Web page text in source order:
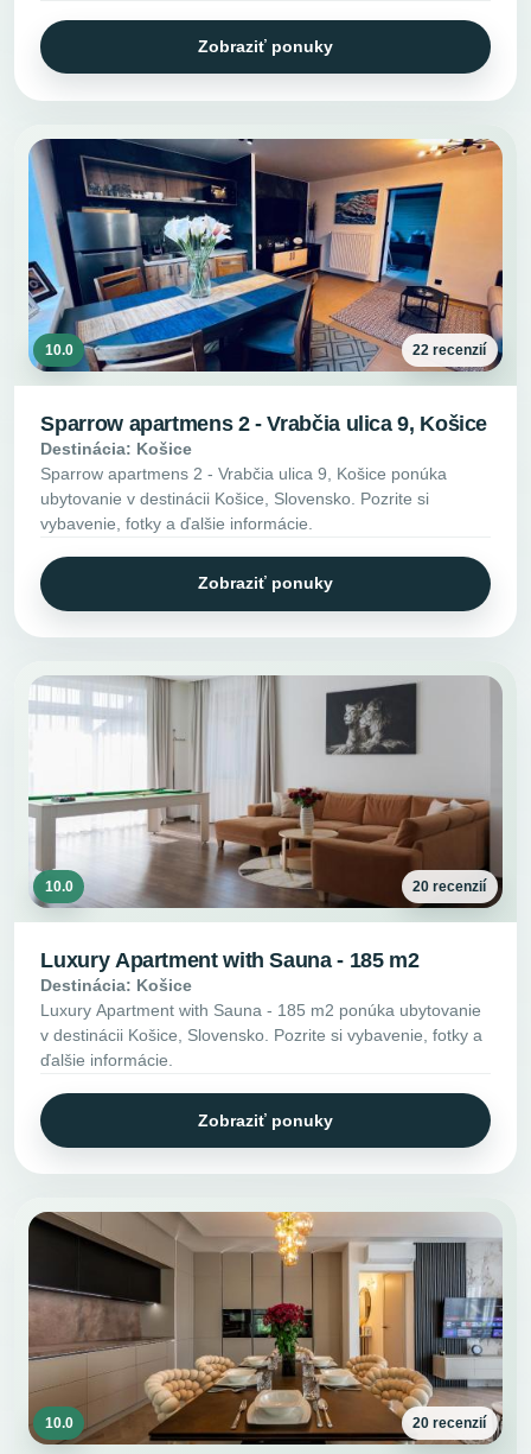
Zobraziť ponuky
10.0 22 recenzií
Sparrow apartmens 2 - Vrabčia ulica 9, Košice
Destinácia: Košice
Sparrow apartmens 2 - Vrabčia ulica 9, Košice ponúka
ubytovanie v destinácii Košice, Slovensko. Pozrite si
vybavenie, fotky a ďalšie informácie.
Zobraziť ponuky
10.0 20 recenzií
Luxury Apartment with Sauna - 185 m2
Destinácia: Košice
Luxury Apartment with Sauna - 185 m2 ponúka ubytovanie
v destinácii Košice, Slovensko. Pozrite si vybavenie, fotky a
ďalšie informácie.
Zobraziť ponuky
10.0 20 recenzií